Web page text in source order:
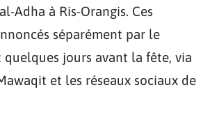
Adha à Ris-Orangis. Ces
séparément par le
quelques jours avant la fête, via
et les réseaux sociaux de